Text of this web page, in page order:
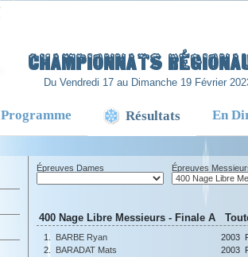
Championnats
Du Vendredi 17 au Dimanche 19 Février
Programme Résultats En
Épreuves Dames Épreuves
400 Nage Libre Messieurs - Finale A
1. BARBE Ryan 2003
2.
BARADAT Mats 2003